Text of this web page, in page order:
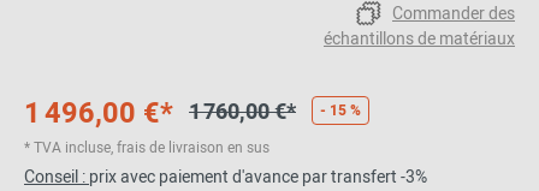
Commander des
échantillons de matériaux
1 496,00 €* 1 760,00 €*
- 15 %
* TVA incluse, frais de livraison en sus
Conseil :prix avec paiement d'avance par transfert -3%